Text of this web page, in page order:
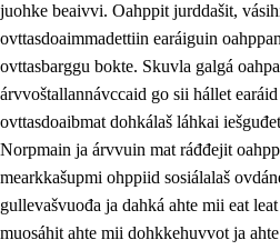
3.5 Profešuvdnasearvevuohta
juohke beaivvi. Oahppit jurddašit,
ovttasdoaimmadettiin earáiguin
ovttasbarggu bokte. Skuvla galgá
árvvoštallannávccaid go sii hállet
ovttasdoaibmat dohkálaš láhkai
Norpmain ja árvvuin mat ráđđejit
mearkkašupmi ohppiid sosiálalaš
gullevašvuođa ja dahká ahte mii eat
muosáhit ahte mii dohkkehuvvot ja